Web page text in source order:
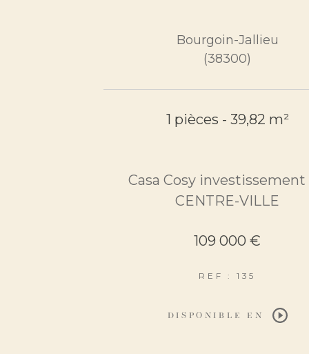
Bourgoin-Jallieu
(38300)
1 pièces - 39,82 m²
Casa Cosy investissement
CENTRE-VILLE
109 000 €
REF : 135
DISPONIBLE EN